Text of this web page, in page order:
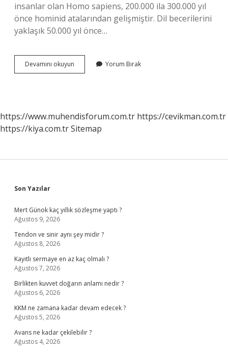
insanlar olan Homo sapiens, 200.000 ila 300.000 yıl
önce hominid atalarından gelişmiştir. Dil becerilerini
yaklaşık 50.000 yıl önce…
Devamını okuyun
Kavramı
Yorum Bırak
https://www.muhendisforum.com.tr https://cevikman.com.tr
https://kiya.com.trSitemap
Sidebar
Son Yazılar
Mert Günok kaç yıllık sözleşme yaptı ?
Ağustos 9, 2026
Tendon ve sinir aynı şey midir ?
Ağustos 8, 2026
Kayıtlı sermaye en az kaç olmalı ?
Ağustos 7, 2026
Birlikten kuvvet doğarın anlamı nedir ?
Ağustos 6, 2026
KKM ne zamana kadar devam edecek ?
Ağustos 5, 2026
Avans ne kadar çekilebilir ?
Ağustos 4, 2026